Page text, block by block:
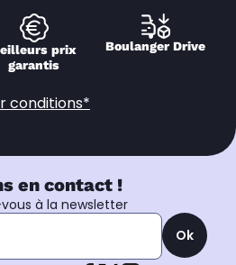
prix
garantis
Boulanger Drive
conditions*
en contact !
à la newsletter
Ok